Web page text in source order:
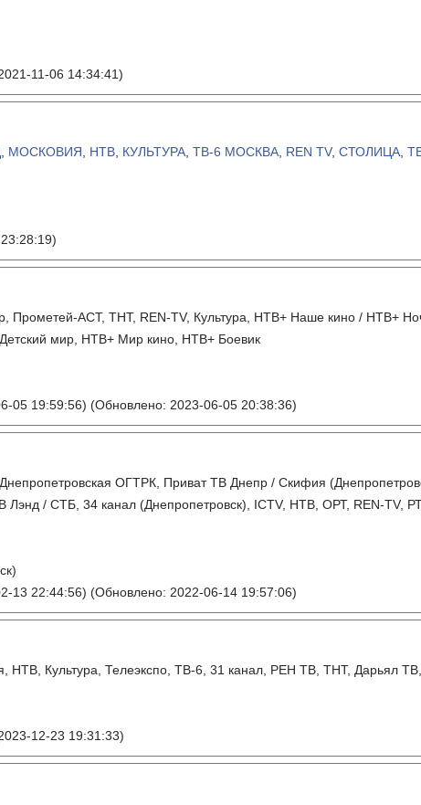
11-06 14:34:41)
МОСКОВИЯ НТВ КУЛЬТУРА ТВ-6 МОСКВА REN TV, СТОЛИЦА
Прометей-АСТ, ТНТ, REN-TV, Культура, НТВ+ Наше кино / НТВ+
мир, НТВ+ Мир кино, НТВ+ Боевик
05 19:59:56) (Обновлено: 2023-06-05 20:38:36)
ОГТРК, Приват ТВ Днепр / Скифия
Лэнд / СТБ, 34 канал (Днепропетровск), ICTV, НТВ, ОРТ, REN-TV,
13 22:44:56) (Обновлено: 2022-06-14 19:57:06)
НТВ, Культура, Телеэкспо, ТВ-6, 31 канал, РЕН ТВ, ТНТ, Дарьял
12-23 19:31:33)